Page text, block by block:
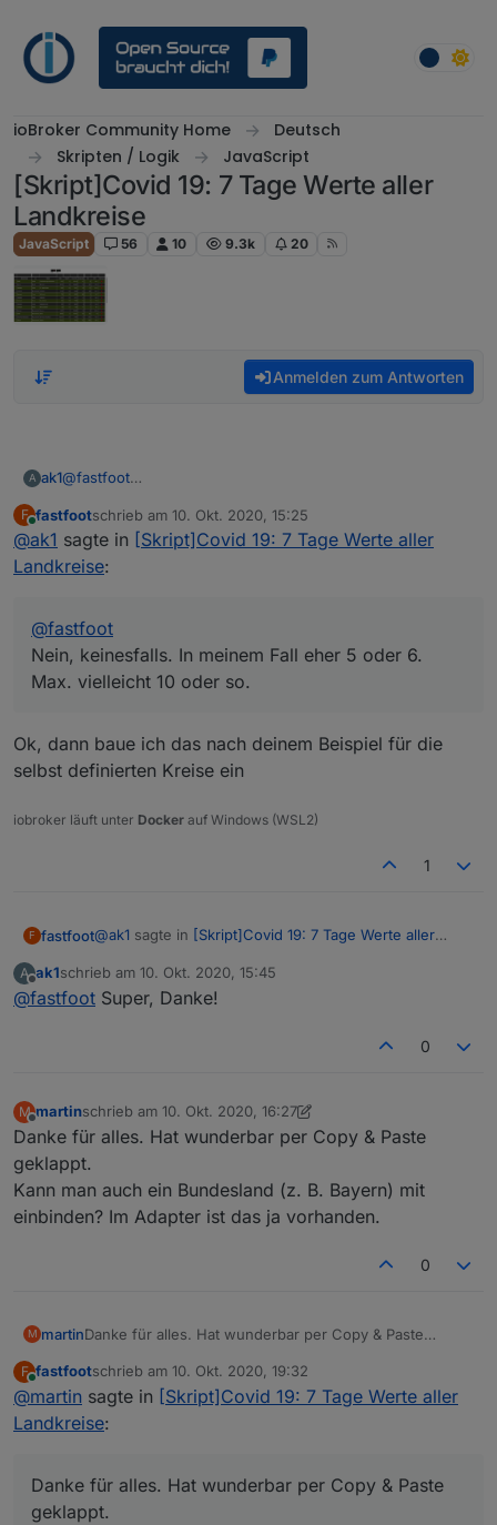
ioBroker Community Home
Deutsch
Skripten / Logik
JavaScript
[Skript]Covid 19: 7 Tage Werte aller
Landkreise
JavaScript 56 10 9.3k 20
Anmelden zum Antworten
A ak1@fastfoot
vielleicht 10 oder so.
F
Online
fastfootschrieb am 10. Okt. 2020, 15:25
zuletzt editiert von
@ak1 sagte in [Skript]Covid 19: 7 Tage Werte aller
Landkreise:
@fastfoot
Nein, keinesfalls. In meinem Fall eher 5 oder 6.
Max. vielleicht 10 oder so.
Ok, dann baue ich das nach deinem Beispiel für die
selbst definierten Kreise ein
iobroker läuft unter Docker auf Windows (WSL2)
1
F fastfoot@ak1 sagte in [Skript]Covid 19: 7 Tage Werte aller
@fastfoot
A
Offline
ak1schrieb am 10. Okt. 2020, 15:45
zuletzt editiert von
@fastfoot Super, Danke!
0
M
Offline
martinschrieb am 10. Okt. 2020, 16:27
zuletzt editiert von martin 10. Okt. 2020, 18:31
Danke für alles. Hat wunderbar per Copy & Paste
geklappt.
Kann man auch ein Bundesland (z. B. Bayern) mit
einbinden? Im Adapter ist das ja vorhanden.
0
M martinDanke für alles. Hat wunderbar per Copy & Paste
Kann man auch ein Bundesland (z. B. Bayern) mit
einbinden? Im Adapter ist das ja vorhanden.
F
Online
fastfootschrieb am 10. Okt. 2020, 19:32
zuletzt editiert von
@martin sagte in [Skript]Covid 19: 7 Tage Werte aller
Landkreise:
Danke für alles. Hat wunderbar per Copy & Paste
geklappt.